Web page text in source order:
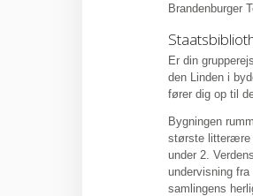
Brandenburger
Er din
den Linden i
fører dig op til
Bygningen
største litterære
under 2.
undervisning
samlingens